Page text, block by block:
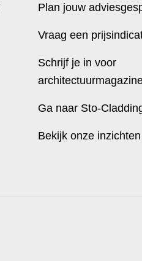
Plan jouw
Vraag een
Schrijf je in voor
Ga naar Sto-
Bekijk onze inzichten